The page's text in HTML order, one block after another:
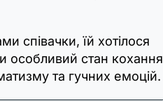
співачки, їй хотілося
особливий стан кохання
та гучних емоцій.